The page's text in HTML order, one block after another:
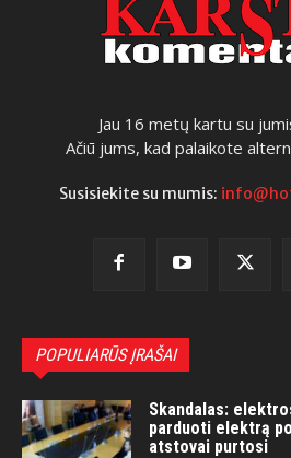
Jau 16 metų kartu su
Ačiū jums, kad palaikote
Susisiekite su mumis:
POPULIARŪS ĮRAŠAI
Skandalas:
parduoti elektrą
atstovai purtosi